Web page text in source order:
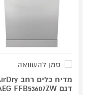
סמן להשוואה
דגם AEG FFB53607ZW